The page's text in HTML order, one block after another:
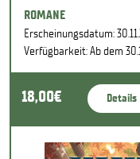
ROMANE
Erscheinungsdatum:
Verfügbarkeit: Ab dem
18,00€ Details